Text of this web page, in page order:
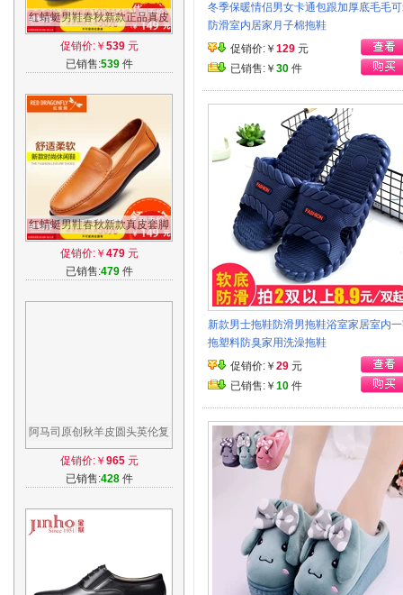
红蜻蜓男鞋春秋新款正品真皮
单鞋头层皮系带商务休闲男式
皮鞋男鞋
促销价:￥ 539元
已销售:539件
红蜻蜓男鞋春秋新款真皮套脚
鞋舒适单鞋头层牛皮男鞋休闲
皮鞋男
促销价:￥ 479元
已销售:479件
阿马司原创秋羊皮圆头英伦复
古短靴真皮系带马丁靴女靴子
男情侣鞋
促销价:￥ 965元
已销售:428件
冬季保暖情侣男女卡通包跟加厚底毛毛
防滑室内居家月子棉拖鞋
促销价:￥ 129 元
已销售:￥ 30 件
新款男士拖鞋防滑男拖鞋浴室家居室内
拖塑料防臭家用洗澡拖鞋
促销价:￥ 29 元
已销售:￥ 10 件